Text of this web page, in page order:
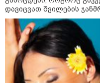
დავიცვათ შვილების